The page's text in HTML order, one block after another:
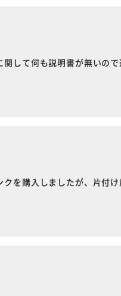
して何も説明書が無いの
を購入しましたが、片付